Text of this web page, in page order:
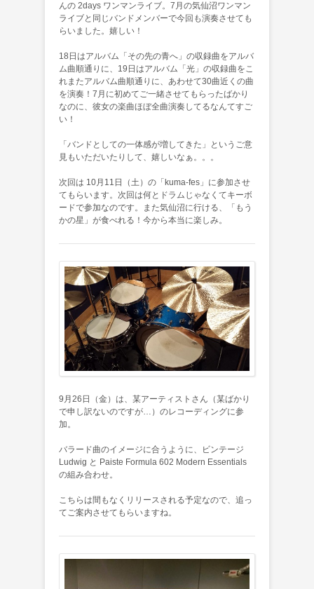
んの 2days ワンマンライブ。7月の気仙沼ワンマン
ライブと同じバンドメンバーで今回も演奏させても
らいました。嬉しい！
18日はアルバム「その先の青へ」の収録曲をアルバ
ム曲順通りに、19日はアルバム「光」の収録曲をこ
れまたアルバム曲順通りに、あわせて30曲近くの曲
を演奏！7月に初めてご一緒させてもらったばかり
なのに、彼女の楽曲ほぼ全曲演奏してるなんてすご
い！
「バンドとしての一体感が増してきた」というご意
見もいただいたりして、嬉しいなぁ。。。
次回は 10月11日（土）の「kuma-fes」に参加させ
てもらいます。次回は何とドラムじゃなくてキーボ
ードで参加なのです。また気仙沼に行ける、「もう
かの星」が食べれる！今から本当に楽しみ。
9月26日（金）は、某アーティストさん（某ばかり
で申し訳ないのですが…）のレコーディングに参
加。
バラード曲のイメージに合うように、ビンテージ
Ludwig と Paiste Formula 602 Modern Essentials
の組み合わせ。
こちらは間もなくリリースされる予定なので、追っ
てご案内させてもらいますね。